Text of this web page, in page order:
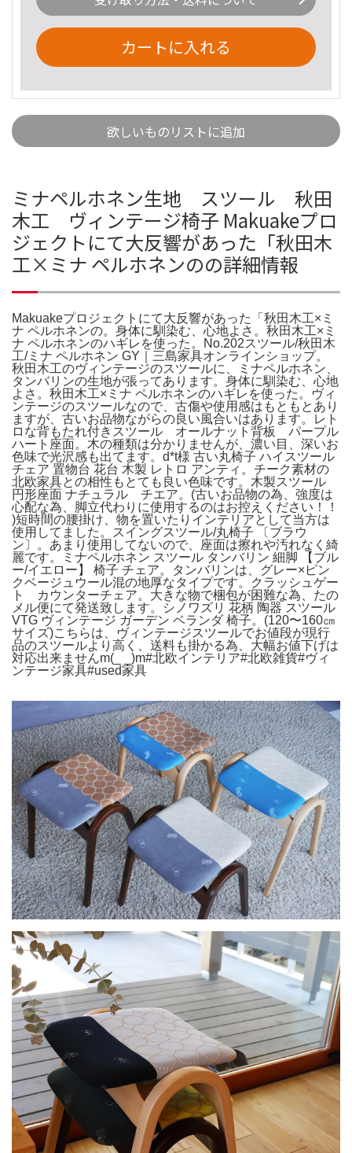
カートに入れる
欲しいものリストに追加
ミナペルホネン生地 スツール 秋田
木工 ヴィンテージ椅子 Makuakeプロ
ジェクトにて大反響があった「秋田木
工×ミナ ペルホネンのの詳細情報
Makuakeプロジェクトにて大反響があった「秋田木工×ミ
ナ ペルホネンの。身体に馴染む、心地よさ。秋田木工×ミ
ナ ペルホネンのハギレを使った。No.202スツール/秋田木
工/ミナ ペルホネン GY｜三島家具オンラインショップ。
秋田木工のヴィンテージのスツールに、ミナペルホネン、
タンバリンの生地が張ってあります。身体に馴染む、心地
よさ。秋田木工×ミナ ペルホネンのハギレを使った。ヴィ
ンテージのスツールなので、古傷や使用感はもともとあり
ますが、古いお品物ながらの良い風合いはあります。レト
ロな背もたれ付きスツール オールナット背板 パープル
ハート座面。木の種類は分かりませんが、濃い目、深いお
色味で光沢感も出てます。d*t様 古い丸椅子 ハイスツール
チェア 置物台 花台 木製 レトロ アンティ。チーク素材の
北欧家具との相性もとても良い色味です。木製スツール
円形座面 ナチュラル チエア。(古いお品物の為、強度は
心配な為、脚立代わりに使用するのはお控えください！！
)短時間の腰掛け、物を置いたりインテリアとして当方は
使用してました。スイングスツール/丸椅子 〔ブラウ
ン〕。あまり使用してないので、座面は擦れや汚れなく綺
麗です。ミナペルホネン スツール タンバリン 細脚 【ブル
ー/イエロー】 椅子 チェア。タンバリンは、グレー×ピン
クベージュウール混の地厚なタイプです。クラッシュゲー
ト カウンターチェア。大きな物で梱包が困難な為、たの
メル便にて発送致します。シノワズリ 花柄 陶器 スツール
VTG ヴィンテージ ガーデン ベランダ 椅子。(120〜160㎝
サイズ)こちらは、ヴィンテージスツールでお値段が現行
品のスツールより高く、送料も掛かる為、大幅お値下げは
対応出来ませんm(_ _)m#北欧インテリア#北欧雑貨#ヴィ
ンテージ家具#used家具